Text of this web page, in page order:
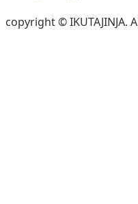
copyright © IKUTAJINJA.